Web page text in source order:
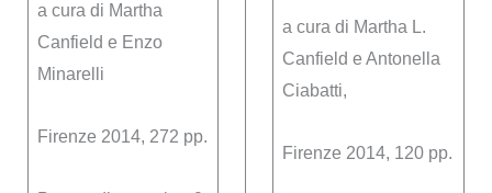
a cura di Martha
Canfield e Enzo
Minarelli
Firenze 2014, 272 pp.
a cura di Martha L.
Canfield e Antonella
Ciabatti,
Firenze 2014, 120 pp.